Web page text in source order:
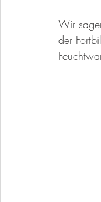
Wir
der